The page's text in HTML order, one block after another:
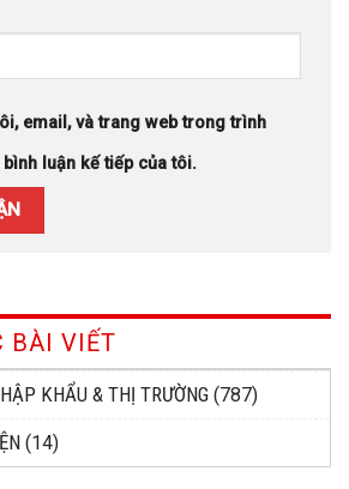
email, và trang web trong trình
luận kế tiếp của tôi.
BÀI VIẾT
KHẨU & THỊ TRƯỜNG (787)
(14)